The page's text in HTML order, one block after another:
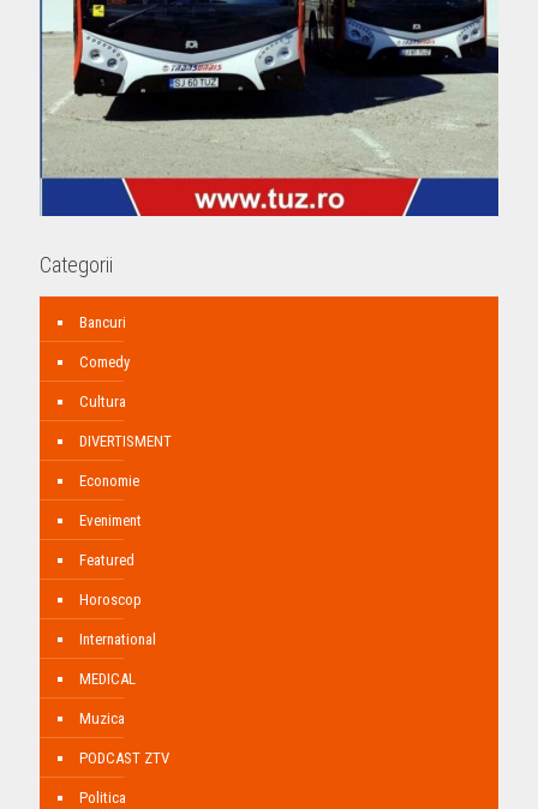
Categorii
Bancuri
Comedy
Cultura
DIVERTISMENT
Economie
Eveniment
Featured
Horoscop
International
MEDICAL
Muzica
PODCAST ZTV
Politica